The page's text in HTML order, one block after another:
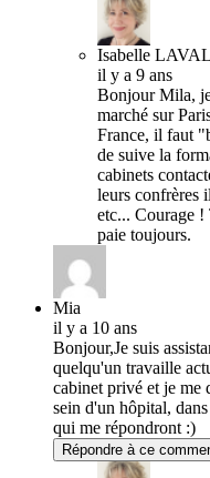
Isabelle LAVAL
il y a 9 ans
Bonjour Mila,
marché sur
France, il faut
de suive la
cabinets
leurs confrères
etc... Courage !
paie toujours.
Mia
il y a 10 ans
Bonjour,Je suis
quelqu'un travaille
cabinet privé et je me
sein d'un hôpital,
qui me répondront :)
Répondre à ce